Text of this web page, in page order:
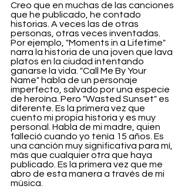
Creo que en muchas de las canciones
que he publicado, he contado
historias. A veces las de otras
personas, otras veces inventadas.
Por ejemplo, "Moments in a Lifetime"
narra la historia de una joven que lava
platos en la ciudad intentando
ganarse la vida. "Call Me By Your
Name" habla de un personaje
imperfecto, salvado por una especie
de heroína. Pero "Wasted Sunset" es
diferente. Es la primera vez que
cuento mi propia historia y es muy
personal. Habla de mi madre, quien
falleció cuando yo tenía 15 años. Es
una canción muy significativa para mí,
más que cualquier otra que haya
publicado. Es la primera vez que me
abro de esta manera a través de mi
música.